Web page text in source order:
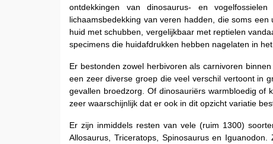
ontdekkingen van dinosaurus- en
lichaamsbedekking van veren hadden, die soms
huid met schubben, vergelijkbaar met reptielen
specimens die huidafdrukken hebben nagelaten in
Er bestonden zowel herbivoren als carnivoren
een zeer diverse groep die veel verschil vertoont in
gevallen broedzorg. Of dinosauriërs warmbloedig
zeer waarschijnlijk dat er ook in dit opzicht variatie
Er zijn inmiddels resten van vele (ruim 1300)
Allosaurus, Triceratops, Spinosaurus en